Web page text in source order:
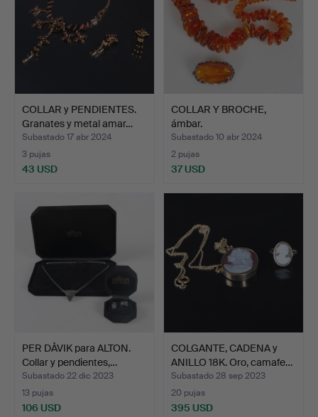
COLLAR y PENDIENTES.
Granates y metal amar…
Subastado 17 abr 2024
3 pujas
43 USD
COLLAR Y BROCHE,
ámbar.
Subastado 10 abr 2024
2 pujas
37 USD
PER DÅVIK para ALTON.
Collar y pendientes,…
Subastado 22 dic 2023
13 pujas
106 USD
COLGANTE, CADENA y
ANILLO 18K. Oro, camafe…
Subastado 28 sep 2023
20 pujas
395 USD